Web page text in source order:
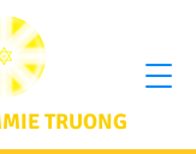
TRUONG